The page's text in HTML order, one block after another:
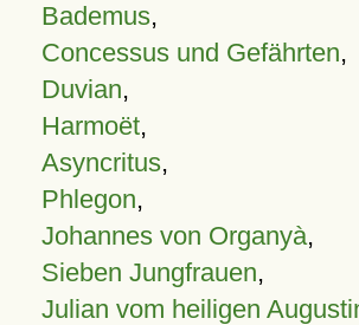
Bademus,
Concessus und Gefährten,
Duvian,
Harmoët,
Asyncritus,
Phlegon,
Johannes von Organyà,
Sieben Jungfrauen,
Julian vom heiligen